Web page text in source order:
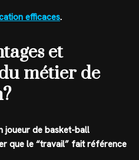
efficaces.
et
métier de
joueur de basket-ball
que le “travail” fait référence